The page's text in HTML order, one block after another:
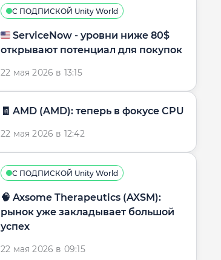
С ПОДПИСКОЙ Unity World
🇺🇸 ServiceNow - уровни ниже 80$
открывают потенциал для покупок
22 мая 2026 в 13:15
🧾 AMD (AMD): теперь в фокусе CPU
22 мая 2026 в 12:42
С ПОДПИСКОЙ Unity World
🧠 Axsome Therapeutics (AXSM):
рынок уже закладывает большой
успех
22 мая 2026 в 09:15